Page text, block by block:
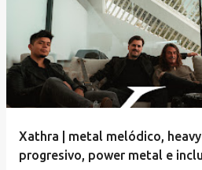
Xathra | metal melódico,
progresivo, power metal e